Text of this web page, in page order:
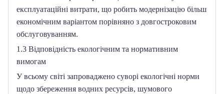
експлуатаційні витрати, що робить модернізацію більш
економічним варіантом порівняно з довгостроковим
обслуговуванням.
1.3 Відповідність екологічним та нормативним
вимогам
У всьому світі запроваджено суворі екологічні норми
щодо збереження водних ресурсів, шумового